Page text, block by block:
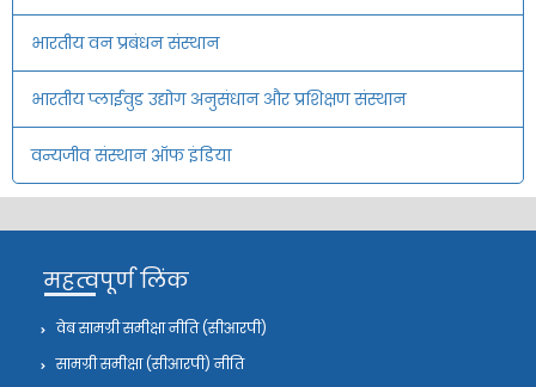
भारतीय वन प्रबंधन संस्थान
भारतीय प्लाईवुड उद्योग अनुसंधान और प्रशिक्षण संस्थान
वन्यजीव संस्थान ऑफ इंडिया
महत्वपूर्ण लिंक
वेब सामग्री समीक्षा नीति (सीआरपी)
सामग्री समीक्षा (सीआरपी) नीति